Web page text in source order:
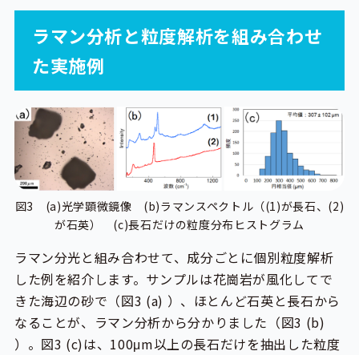
ラマン分析と粒度解析を組み合わせ
た実施例
図3 (a)光学顕微鏡像 (b)ラマンスペクトル（(1)が長石、(2)
が石英） (c)長石だけの粒度分布ヒストグラム
ラマン分光と組み合わせて、成分ごとに個別粒度解析
した例を紹介します。サンプルは花崗岩が風化してで
きた海辺の砂で（図3 (a) ）、ほとんど石英と長石から
なることが、ラマン分析から分かりました（図3 (b)
）。図3 (c)は、100μm以上の長石だけを抽出した粒度